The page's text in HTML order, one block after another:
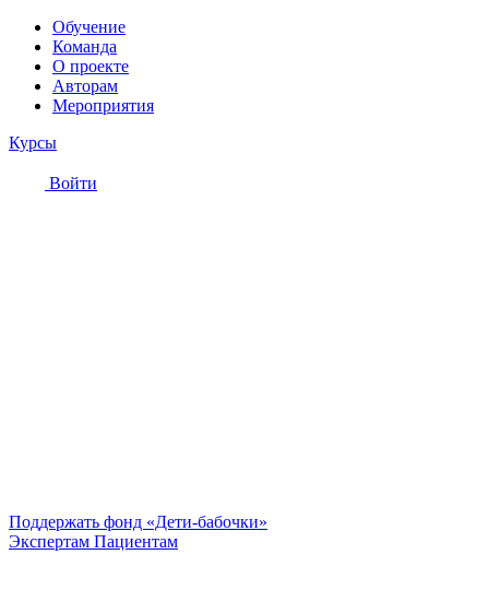
Обучение
Команда
О проекте
Авторам
Мероприятия
Курсы
Войти
Поддержать фонд «Дети-бабочки»
Экспертам Пациентам